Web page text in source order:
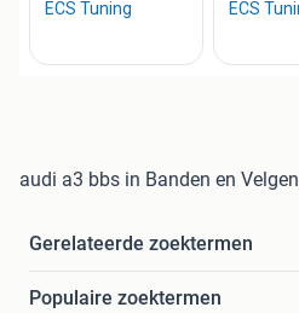
audi a3 bbs in Banden en Velgen
Gerelateerde zoektermen
Populaire zoektermen